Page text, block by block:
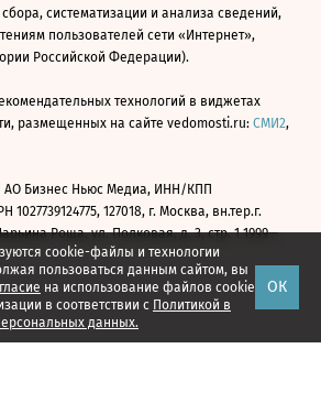
cookie-файлы и технологии
пользоваться данным сайтом, вы
на использование файлов cookie
в соответствии с Политикой в
данных.
ОК
систематизации и анализа сведений,
пользователей сети «Интернет»,
Российской Федерации).
технологий в виджетах
размещенных на сайте vedomosti.ru: СМИ2,
Бизнес Ньюс Медиа, ИНН/КПП
1027739124775, 127018, г. Москва, вн.тер.г.
Роща, ул. Полковая, д. 3, стр. 1 1999—